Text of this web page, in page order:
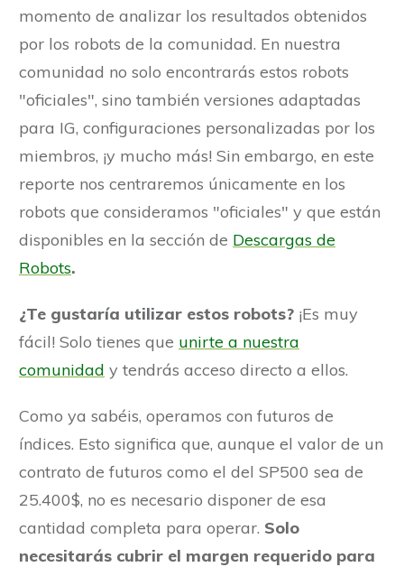
momento de analizar los resultados obtenidos
por los robots de la comunidad. En nuestra
comunidad no solo encontrarás estos robots
"oficiales", sino también versiones adaptadas
para IG, configuraciones personalizadas por los
miembros, ¡y mucho más! Sin embargo, en este
reporte nos centraremos únicamente en los
robots que consideramos "oficiales" y que están
disponibles en la sección de Descargas de
Robots.
¿Te gustaría utilizar estos robots? ¡Es muy
fácil! Solo tienes que unirte a nuestra
comunidad y tendrás acceso directo a ellos.
Como ya sabéis, operamos con futuros de
índices. Esto significa que, aunque el valor de un
contrato de futuros como el del SP500 sea de
25.400$, no es necesario disponer de esa
cantidad completa para operar. Solo
necesitarás cubrir el margen requerido para